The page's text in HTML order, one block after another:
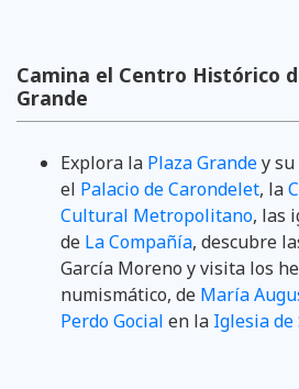
Camina el Centro Histórico
Grande
Explora la Plaza Grandey
el Palacio de Carondelet, la
Cultural Metropolitano, las
de La Compañía, descubre
García Moreno y visita los
numismático, de María
Perdo Gocial en la Iglesia de